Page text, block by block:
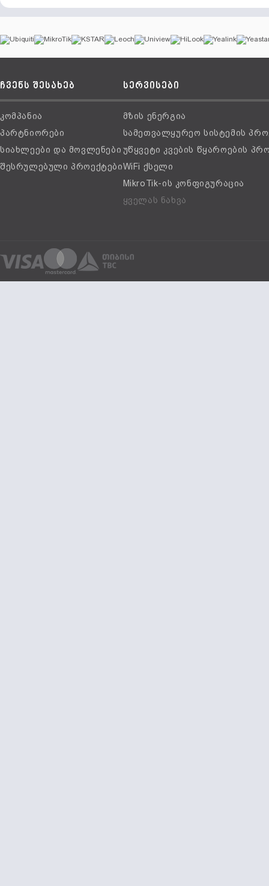
ჩვენს შესახებ
კომპანია
პარტნიორები
სიახლეები და მოვლენები
შესრულებული პროექტები
სერვისები
მზის ენერგია
სამეთვალყურეო სისტემის
უწყვეტი კვების წყაროების
WiFi ქსელი
MikroTik-ის კონფიგურაცია
ყველას ნახვა